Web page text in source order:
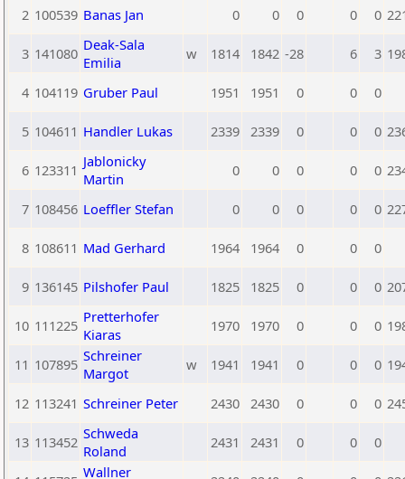
2 100539 Banas Jan 0 0 0 0 0
3 141080 Deak-Sala
Emilia
w 1814 1842 -28 6 3
4 104119 Gruber Paul 1951 1951 0 0 0
5 104611 Handler Lukas 2339 2339 0 0 0
6 123311 Jablonicky
Martin
0 0 0 0 0
7 108456 Loeffler Stefan 0 0 0 0 0
8 108611 Mad Gerhard 1964 1964 0 0 0
9 136145 Pilshofer Paul 1825 1825 0 0 0
10 111225 Pretterhofer
Kiaras
1970 1970 0 0 0
11 107895 Schreiner
Margot
w 1941 1941 0 0 0
12 113241 Schreiner Peter 2430 2430 0 0 0
13 113452 Schweda
Roland
2431 2431 0 0 0
Wallner